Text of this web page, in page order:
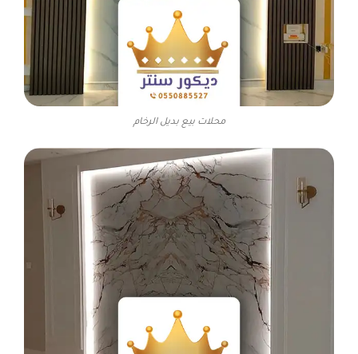
محلات بيع بديل الرخام